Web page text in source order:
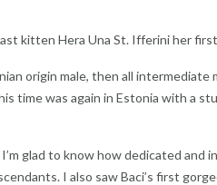
kitten Hera Una St. Ifferini her
origin male, then all intermediate
time was again in Estonia with a
glad to know how dedicated and
I also saw Baci’s first